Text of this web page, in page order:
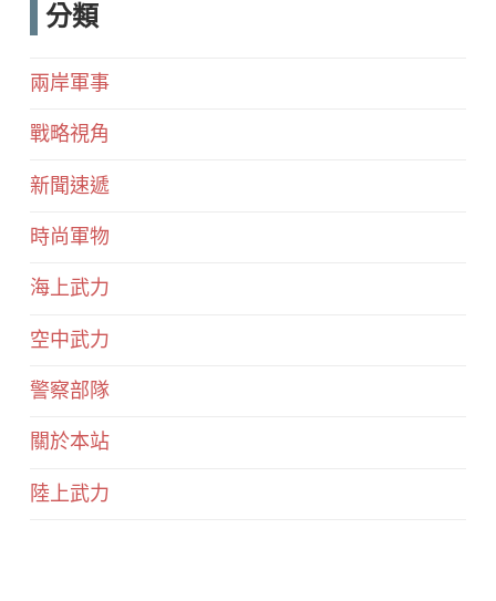
分類
兩岸軍事
戰略視角
新聞速遞
時尚軍物
海上武力
空中武力
警察部隊
關於本站
陸上武力